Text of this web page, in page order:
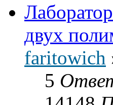
двух
faritowich
5